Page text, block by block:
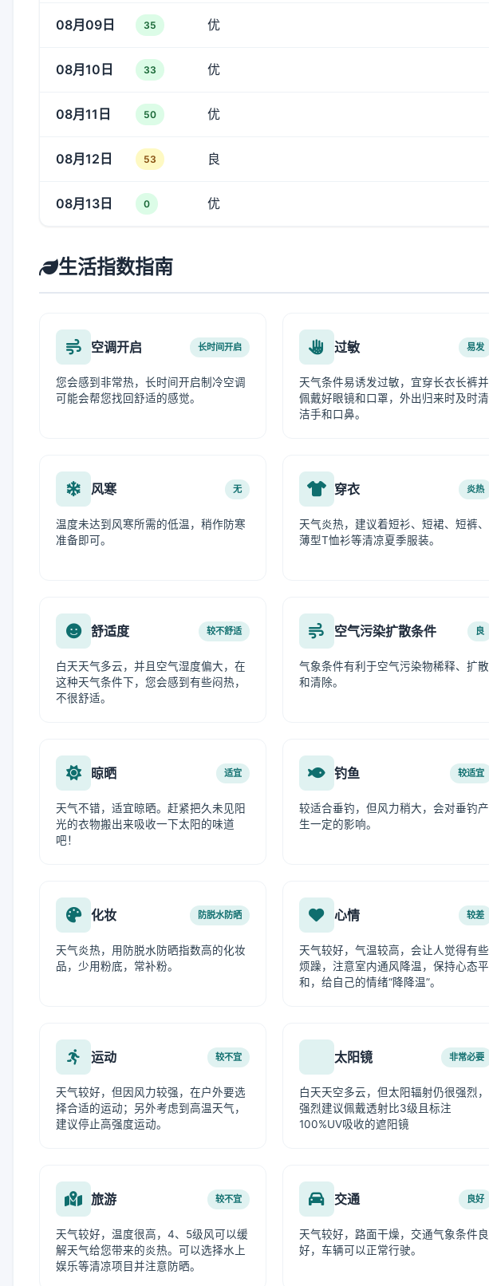
08月09日 35 优
08月10日 33 优
08月11日 50 优
08月12日 53 良
08月13日 0 优
生活指数指南
空调开启 长时间开启
您会感到非常热，长时间开启制冷空调
可能会帮您找回舒适的感觉。
过敏 易发
天气条件易诱发过敏，宜穿长衣长裤并
佩戴好眼镜和口罩，外出归来时及时清
洁手和口鼻。
风寒 无
温度未达到风寒所需的低温，稍作防寒
准备即可。
穿衣 炎热
天气炎热，建议着短衫、短裙、短裤、
薄型T恤衫等清凉夏季服装。
舒适度 较不舒适
白天天气多云，并且空气湿度偏大，在
这种天气条件下，您会感到有些闷热，
不很舒适。
空气污染扩散条件 良
气象条件有利于空气污染物稀释、扩散
和清除。
晾晒 适宜
天气不错，适宜晾晒。赶紧把久未见阳
光的衣物搬出来吸收一下太阳的味道
吧！
钓鱼 较适宜
较适合垂钓，但风力稍大，会对垂钓产
生一定的影响。
化妆 防脱水防晒
天气炎热，用防脱水防晒指数高的化妆
品，少用粉底，常补粉。
心情 较差
天气较好，气温较高，会让人觉得有些
烦躁，注意室内通风降温，保持心态平
和，给自己的情绪“降降温”。
运动 较不宜
天气较好，但因风力较强，在户外要选
择合适的运动；另外考虑到高温天气，
建议停止高强度运动。
太阳镜 非常必要
白天天空多云，但太阳辐射仍很强烈，
强烈建议佩戴透射比3级且标注
100%UV吸收的遮阳镜
旅游 较不宜
天气较好，温度很高，4、5级风可以缓
解天气给您带来的炎热。可以选择水上
娱乐等清凉项目并注意防晒。
交通 良好
天气较好，路面干燥，交通气象条件良
好，车辆可以正常行驶。